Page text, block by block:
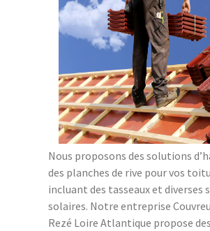
Nous proposons des solutions
des planches de rive pour vos
incluant des tasseaux et diverses
solaires. Notre entreprise
Rezé Loire Atlantique propose